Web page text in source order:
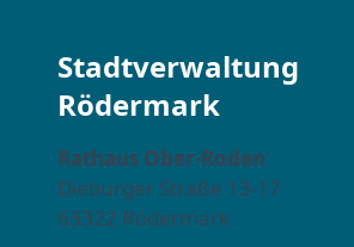
Stadtverwaltung
Rödermark
Rathaus Ober-Roden
Dieburger Straße 13-17
63322 Rödermark